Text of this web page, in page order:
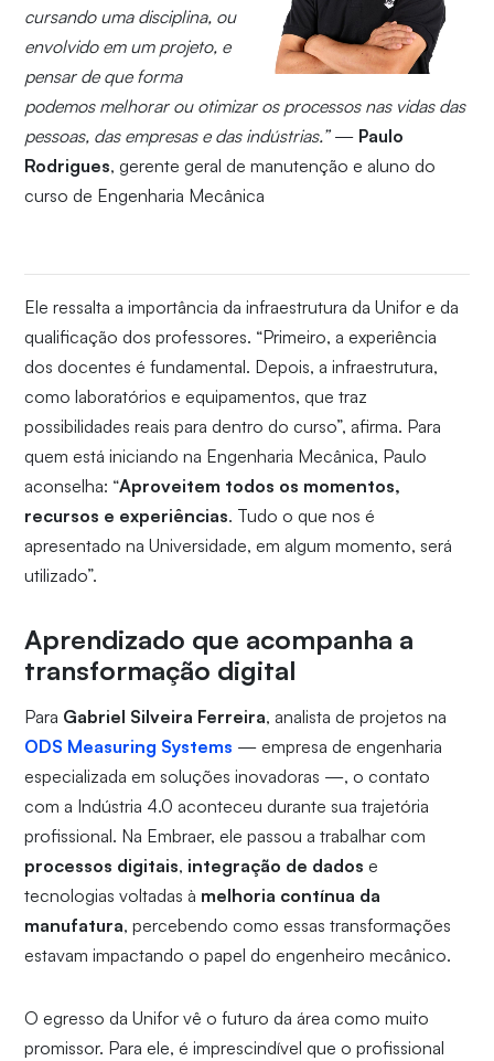
cursando uma disciplina, ou
envolvido em um projeto, e
pensar de que forma
podemos melhorar ou otimizar os processos nas vidas das
pessoas, das empresas e das indústrias.”— Paulo
Rodrigues, gerente geral de manutenção e aluno do
curso de Engenharia Mecânica
Ele ressalta a importância da infraestrutura da Unifor e da
qualificação dos professores. “Primeiro, a experiência
dos docentes é fundamental. Depois, a infraestrutura,
como laboratórios e equipamentos, que traz
possibilidades reais para dentro do curso”, afirma. Para
quem está iniciando na Engenharia Mecânica, Paulo
aconselha: “Aproveitem todos os momentos,
recursos e experiências. Tudo o que nos é
apresentado na Universidade, em algum momento, será
utilizado”.
Aprendizado que acompanha a
transformação digital
Para Gabriel Silveira Ferreira, analista de projetos na
ODS Measuring Systems — empresa de engenharia
especializada em soluções inovadoras —, o contato
com a Indústria 4.0 aconteceu durante sua trajetória
profissional. Na Embraer, ele passou a trabalhar com
processos digitais, integração de dados e
tecnologias voltadas à melhoria contínua da
manufatura, percebendo como essas transformações
estavam impactando o papel do engenheiro mecânico.
O egresso da Unifor vê o futuro da área como muito
promissor. Para ele, é imprescindível que o profissional